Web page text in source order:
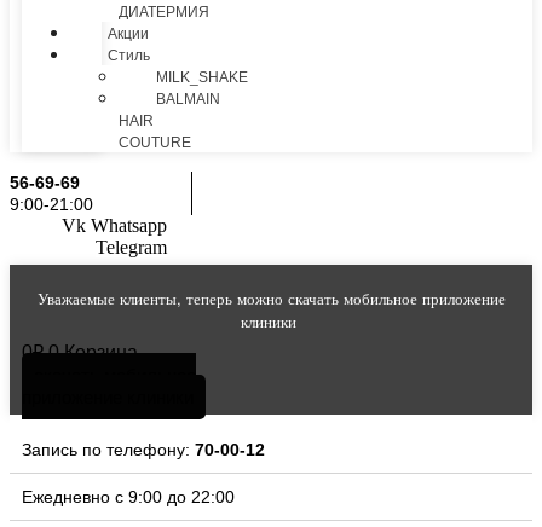
ДИАТЕРМИЯ
Акции
Стиль
MILK_SHAKE
BALMAIN
HAIR
COUTURE
56-69-69
9:00-21:00
Vk Whatsapp
Telegram
Уважаемые клиенты, теперь можно скачать мобильное приложение
клиники
0₽ 0 Корзина
Запись по телефону: 70-00-12
Ежедневно с 9:00 до 22:00